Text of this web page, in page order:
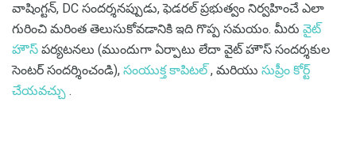
వాషింగ్టన్, DC సందర్శనప్పుడు, ఫెడరల్ ప్రభుత్వం నిర్వహించే ఎలా
గురించి మరింత తెలుసుకోవడానికి ఇది గొప్ప సమయం. మీరు వైట్
హౌస్ పర్యటనలు (ముందుగా ఏర్పాటు లేదా వైట్ హౌస్ సందర్శకుల
సెంటర్ సందర్శించండి), సంయుక్త కాపిటల్ , మరియు సుప్రీం కోర్ట్
చేయవచ్చు .